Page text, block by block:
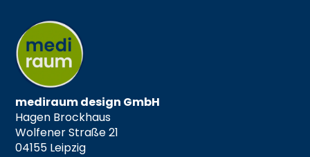
mediraum design GmbH
Hagen Brockhaus
Wolfener Straße 21
04155 Leipzig